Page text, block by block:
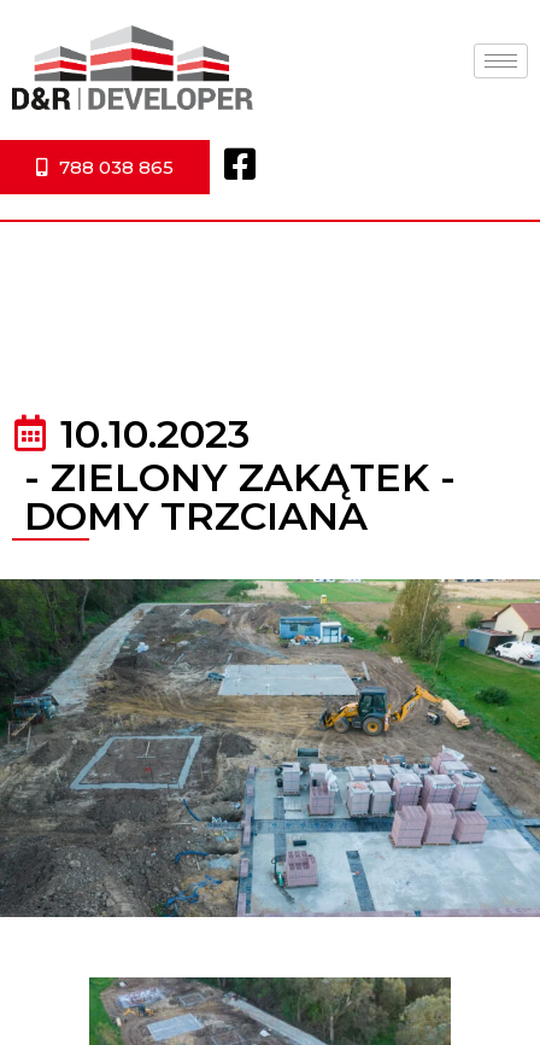
788 038 865
10.10.2023
- ZIELONY ZAKĄTEK -
DOMY TRZCIANA